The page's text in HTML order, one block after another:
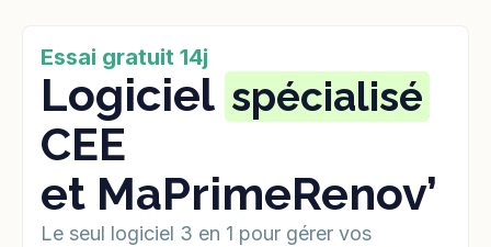
Essai gratuit 14j
Logiciel spécialisé
CEE
et MaPrimeRenov’
Le seul logiciel 3 en 1 pour gérer vos